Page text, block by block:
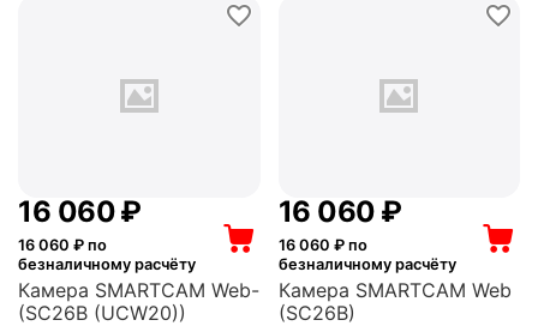
16 060₽
16 060 ₽ по
безналичному расчёту
Камера SMARTCAM Web-
(SC26B (UCW20))
16 060 ₽
16 060 ₽ по
безналичному расчёту
Камера SMARTCAM Web
(SC26B)